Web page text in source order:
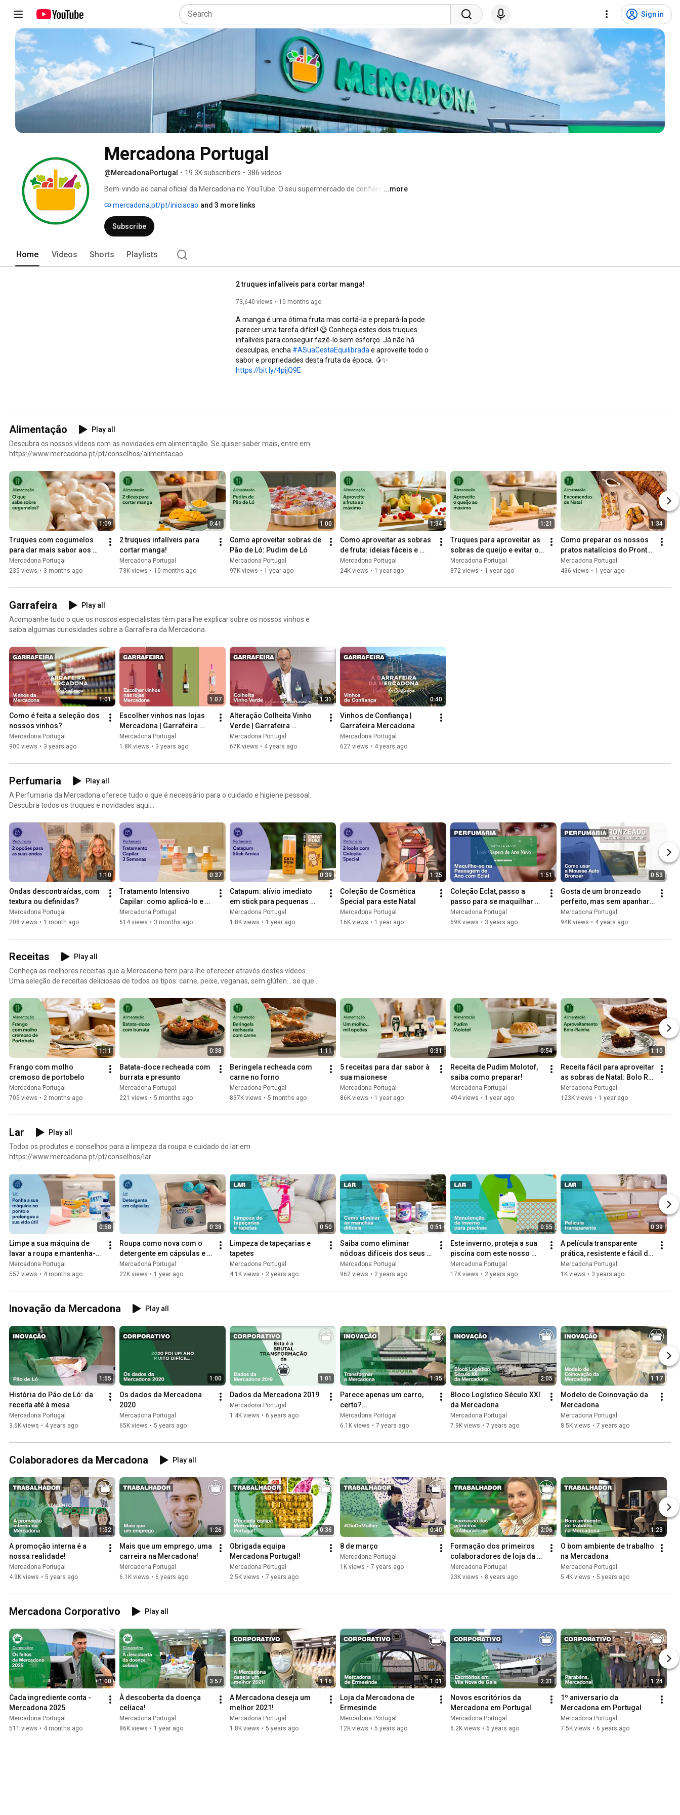
Sign in
Mercadona Portugal
@MercadonaPortugal • 19.3K subscribers • 386 videos
Bem-vindo ao canal oficial da Mercadona no YouTube. O seu supermercado de confiança! ...more
mercadona.pt/pt/iniciacao and 3 more links
Subscribe
Home Videos Shorts Playlists
2 truques infalíveis para cortar manga!
73,640 views 10 months ago
A manga é uma ótima fruta mas cortá-la e prepará-la pode
parecer uma tarefa difícil! 😅 Conheça estes dois truques
infalíveis para conseguir fazê-lo sem esforço. Já não há
#ASuaCestaEquilibrada e aproveite todo o
https://bit.ly/4pijQ9E
Alimentação
Play all
Descubra os nossos vídeos com as novidades em alimentação. Se quiser saber mais, entre em
https://www.mercadona.pt/pt/conselhos/alimentacao
1:09
Truques com cogumelos
para dar mais sabor aos
seus pratos
Mercadona Portugal
235 views • 3 months ago
0:41
2 truques infalíveis para
cortar manga!
Mercadona Portugal
73K views • 10 months ago
1:00
Como aproveitar sobras de
Pão de Ló: Pudim de Ló
Mercadona Portugal
97K views • 1 year ago
1:34
Como aproveitar as sobras
de fruta: ideias fáceis e
deliciosas
Mercadona Portugal
24K views • 1 year ago
1:21
Truques para aproveitar as
sobras de queijo e evitar o
desperdício
Mercadona Portugal
872 views • 1 year ago
1:34
Como preparar os nossos
pratos natalícios do Pronto
a Comer
Mercadona Portugal
436 views • 1 year ago
Garrafeira
Play all
Acompanhe tudo o que os nossos especialistas têm para lhe explicar sobre os nossos vinhos e
saiba algumas curiosidades sobre a Garrafeira da Mercadona.
1:01
Como é feita a seleção dos
nossos vinhos?
Mercadona Portugal
900 views • 3 years ago
1:07
Escolher vinhos nas lojas
Mercadona | Garrafeira
Mercadona
Mercadona Portugal
1.8K views • 3 years ago
1:31
Alteração Colheita Vinho
Verde | Garrafeira
Mercadona
Mercadona Portugal
67K views • 4 years ago
0:40
Vinhos de Confiança |
Garrafeira Mercadona
Mercadona Portugal
627 views • 4 years ago
Perfumaria
Play all
A Perfumaria da Mercadona oferece tudo o que é necessário para o cuidado e higiene pessoal.
Descubra todos os truques e novidades aqui
1:10
Ondas descontraídas, com
textura ou definidas?
Mercadona Portugal
208 views • 1 month ago
0:37
Tratamento Intensivo
Capilar: como aplicá-lo e o
seu resultado
Mercadona Portugal
614 views • 3 months ago
0:39
Catapum: alívio imediato
em stick para pequenas
quedas e nódoas negras
Mercadona Portugal
1.8K views • 1 year ago
1:25
Coleção de Cosmética
Special para este Natal
Mercadona Portugal
16K views • 1 year ago
1:51
Coleção Eclat, passo a
passo para se maquilhar
nesta Passagem de Ano
Mercadona Portugal
69K views • 3 years ago
0:53
Gosta de um bronzeado
perfeito, mas sem apanhar
sol?
Mercadona Portugal
94K views • 4 years ago
Receitas
Play all
Conheça as melhores receitas que a Mercadona tem para lhe oferecer através destes vídeos.
Uma seleção de receitas deliciosas de todos os tipos: carne, peixe, veganas, sem glúten... se quer
1:11
Frango com molho
cremoso de portobelo
Mercadona Portugal
705 views • 2 months ago
0:38
Batata-doce recheada com
burrata e presunto
Mercadona Portugal
221 views • 5 months ago
1:11
Beringela recheada com
carne no forno
Mercadona Portugal
837K views • 5 months ago
0:31
5 receitas para dar sabor à
sua maionese
Mercadona Portugal
86K views • 1 year ago
0:54
Receita de Pudim Molotof,
saiba como preparar!
Mercadona Portugal
494 views • 1 year ago
1:10
Receita fácil para aproveitar
as sobras de Natal: Bolo Rei
e Bolo Rainha
Mercadona Portugal
123K views • 1 year ago
Lar
Play all
Todos os produtos e conselhos para a limpeza da roupa e cuidado do lar em
https://www.mercadona.pt/pt/conselhos/lar
0:58
Limpe a sua máquina de
lavar a roupa e mantenha-a
em perfeito estado
Mercadona Portugal
557 views • 4 months ago
0:38
Roupa como nova com o
detergente em cápsulas e a
sua inovadora bola
doseadora
Mercadona Portugal
22K views • 1 year ago
0:50
Limpeza de tapeçarias e
tapetes
Mercadona Portugal
4.1K views • 2 years ago
0:51
Saiba como eliminar
nódoas difíceis dos seus
têxteis
Mercadona Portugal
962 views • 2 years ago
0:55
Este inverno, proteja a sua
piscina com este nosso
produto de manutenção
Mercadona Portugal
17K views • 2 years ago
0:39
A película transparente
prática, resistente e fácil de
cortar
Mercadona Portugal
1K views • 3 years ago
Inovação da Mercadona Play all
1:55
História do Pão de Ló: da
receita até à mesa
Mercadona Portugal
3.6K views • 4 years ago
1:00
Os dados da Mercadona
2020
Mercadona Portugal
65K views • 5 years ago
1:01
Dados da Mercadona 2019
Mercadona Portugal
1.4K views • 6 years ago
1:35
Parece apenas um carro,
certo?...
Mercadona Portugal
6.1K views • 7 years ago
2:05
Bloco Logístico Século XXI
da Mercadona
Mercadona Portugal
7.9K views • 7 years ago
1:17
Modelo de Coinovação da
Mercadona
Mercadona Portugal
8.5K views • 7 years ago
Colaboradores da Mercadona Play all
1:52
A promoção interna é a
nossa realidade!
Mercadona Portugal
4.9K views • 5 years ago
1:26
Mais que um emprego, uma
carreira na Mercadona!
Mercadona Portugal
6.1K views • 6 years ago
0:36
Obrigada equipa
Mercadona Portugal!
Mercadona Portugal
2.5K views • 7 years ago
0:40
8 de março
Mercadona Portugal
1K views • 7 years ago
2:06
Formação dos primeiros
colaboradores de loja da
Mercadona
Mercadona Portugal
23K views • 8 years ago
1:23
O bom ambiente de trabalho
na Mercadona
Mercadona Portugal
5.4K views • 5 years ago
Mercadona Corporativo Play all
1:00
Cada ingrediente conta -
Mercadona 2025
Mercadona Portugal
511 views • 4 months ago
3:57
À descoberta da doença
celíaca!
Mercadona Portugal
86K views • 1 year ago
1:16
A Mercadona deseja um
melhor 2021!
Mercadona Portugal
1.8K views • 5 years ago
1:01
Loja da Mercadona de
Ermesinde
Mercadona Portugal
12K views • 5 years ago
2:31
Novos escritórios da
Mercadona em Portugal
Mercadona Portugal
6.2K views • 6 years ago
1:24
1º aniversario da
Mercadona em Portugal
Mercadona Portugal
7.5K views • 6 years ago